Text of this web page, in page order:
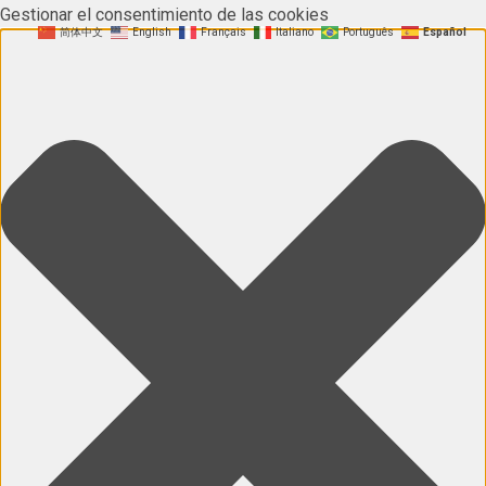
Gestionar el consentimiento de las cookies
简体中文 English Français Italiano Português Español